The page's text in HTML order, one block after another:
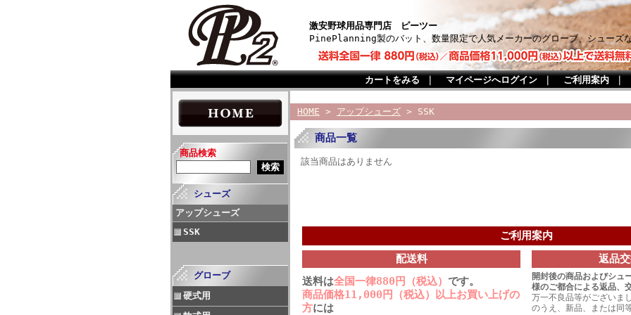
激安野球用品専門店 ピーツー
PinePlanning製のバット、数量限定で人気メーカーのグローブ、シューズ
カートをみる マイページへログイン ご利用案内
商品検索
シューズ
アップシューズ
SSK
グローブ
硬式用
HOME > アップシューズ > SSK
商品一覧
該当商品はありません
ご利用案内
配送料
送料は全国一律880円（税込） です。
商品価格11,000円（税込）以上お買い上げの
方には
返品
開封後の商品およびシュ
様のご都合による返品、
万一不良品等がございま
のうえ、新品、または同